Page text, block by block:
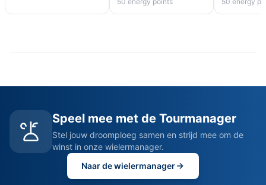
Speel mee met de Tourmanager
Stel jouw droomploeg samen en strijd mee om de
winst in onze wielermanager.
Naar de wielermanager